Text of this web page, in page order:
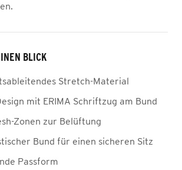
BLICK
Stretch-Material
mit ERIMA Schriftzug am Bund
Zonen zur Belüftung
Bund für einen sicheren Sitz
Passform